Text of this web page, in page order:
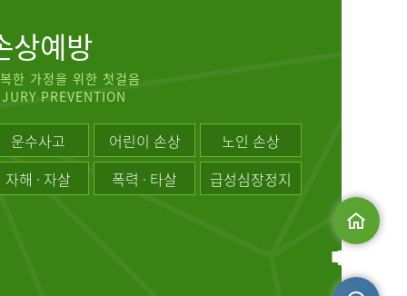
맵
상예방
한 가정을 위한 첫걸음
PREVENTION
운수사고 어린이 손상
노인 손상
자해 · 자살
폭력 · 타살 급성심장정지
메인으로